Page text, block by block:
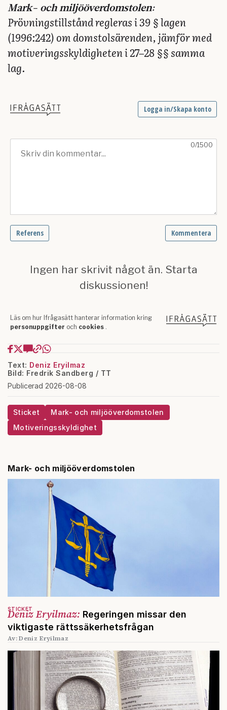
Mark- och miljööverdomstolen:
Prövningstillstånd regleras i 39 § lagen
(1996:242) om domstolsärenden, jämför med
motiveringsskyldigheten i 27–28 §§ samma
lag.
Text: Deniz Eryilmaz
Bild: Fredrik Sandberg / TT
Publicerad 2026-08-08
Sticket
Mark- och miljööverdomstolen
Motiveringsskyldighet
Mark- och miljööverdomstolen
Deniz Eryilmaz: Regeringen missar den
viktigaste rättssäkerhetsfrågan
STICKET
Av: Deniz Eryilmaz